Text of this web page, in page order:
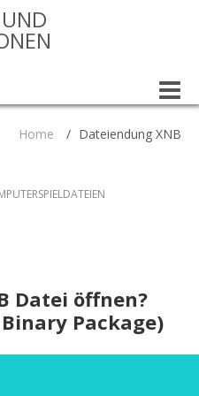
Toggle
Home / Dateiendung XNB
Datei öffnen?
Package)